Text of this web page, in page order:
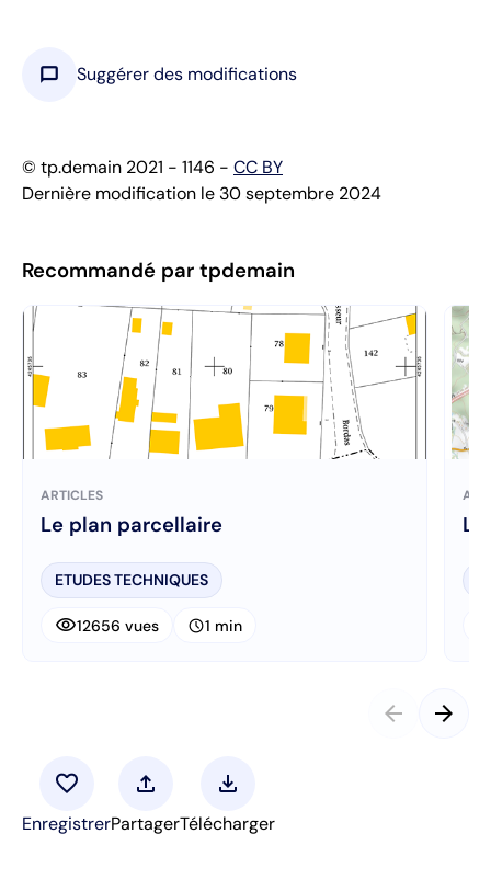
chat_bubble Suggérer des modifications
© tp.demain 2021 - 1146 - CC BY
Dernière modification le 30 septembre 2024
Recommandé par tpdemain
ARTICLES
Le plan parcellaire
ETUDES TECHNIQUES
visibility12656 vues schedule1 min
arrow_back arrow_forward
favorite
Enregistrer
upload
Partager
download
Télécharger